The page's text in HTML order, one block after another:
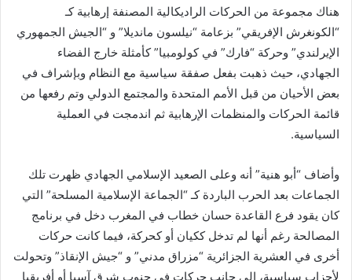
هناك مجموعة من الحركات الراديكالية المصنفة إرهابية كـ
“الكونغرش الإفريقي” بزعامة “نيلسون مانديلا” و “الجيش الجمهوري
الإيرلندي” وحركة “فارك” في كولومبيا” كأمثلة خارج الفضاء
الجهادي، حيث ذهبت بفعل صفقة سياسية مع النظام وبإشراف في
بعض الأحيان من قبل الأمم المتحدة والمجتمع الدولي وتم رفعها من
قائمة الحركات والمنظمات الإرهابية ثم اندمجت في العملية
السياسية.
وأضاف “أبو هنية” أنه وعلى الصعيد الإسلامي الجهادي ظهرت تلك
الجماعات بعد الحرب الباردة كـ “الجماعة الإسلامية المسلحة” التي
كان يقود فرع القاعدة حسان خطاب في المغرب دخل في برنامج
المصالحة رغم أنها لم تدخل ككيان أو كحركة، فيما كانت حركات
أخرى في العشرية الجزائرية “مزراق مدني” و “جيش الإنقاذ” وتحولت
لأحزاب سياسية، إلى جانب حركات في جنوب شرق آسيا أو أفريقيا